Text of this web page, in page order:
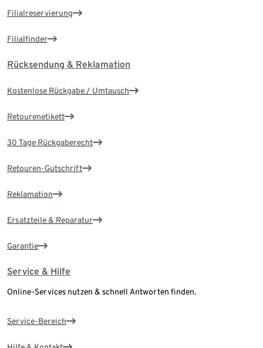
Filialreservierung
Filialfinder
Rücksendung & Reklamation
Kostenlose Rückgabe / Umtausch
Retourenetikett
30 Tage Rückgaberecht
Retouren-Gutschrift
Reklamation
Ersatzteile & Reparatur
Garantie
Service & Hilfe
Online-Services nutzen & schnell Antworten finden.
Service-Bereich